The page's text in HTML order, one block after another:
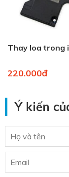
Thay loa trong
220.000đ
Ý kiến